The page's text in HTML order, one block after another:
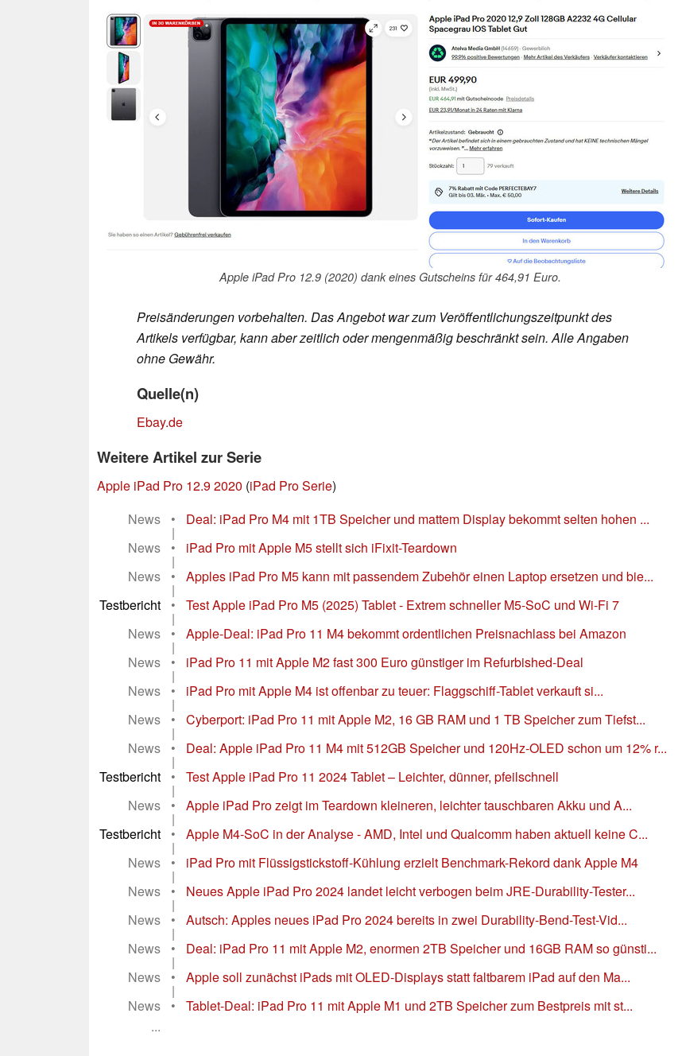
Apple iPad Pro 12.9 (2020) dank eines Gutscheins für 464,91 Euro.
Preisänderungen vorbehalten. Das Angebot war zum Veröffentlichungszeitpunkt des
Artikels verfügbar, kann aber zeitlich oder mengenmäßig beschränkt sein. Alle Angaben
ohne Gewähr.
Quelle(n)
Ebay.de
Weitere Artikel zur Serie
Apple iPad Pro 12.9 2020 (iPad Pro Serie)
News
• Deal: iPad Pro M4 mit 1TB Speicher und mattem Display bekommt selten hohen ...
|
News
• iPad Pro mit Apple M5 stellt sich iFixit-Teardown
|
News
• Apples iPad Pro M5 kann mit passendem Zubehör einen Laptop ersetzen und bie...
|
Testbericht
• Test Apple iPad Pro M5 (2025) Tablet - Extrem schneller M5-SoC und Wi-Fi 7
|
News
• Apple-Deal: iPad Pro 11 M4 bekommt ordentlichen Preisnachlass bei Amazon
|
News
• iPad Pro 11 mit Apple M2 fast 300 Euro günstiger im Refurbished-Deal
|
News
• iPad Pro mit Apple M4 ist offenbar zu teuer: Flaggschiff-Tablet verkauft si...
|
News
• Cyberport: iPad Pro 11 mit Apple M2, 16 GB RAM und 1 TB Speicher zum Tiefst...
|
News
• Deal: Apple iPad Pro 11 M4 mit 512GB Speicher und 120Hz-OLED schon um 12% r...
|
Testbericht
• Test Apple iPad Pro 11 2024 Tablet – Leichter, dünner, pfeilschnell
|
News
• Apple iPad Pro zeigt im Teardown kleineren, leichter tauschbaren Akku und A...
|
Testbericht
• Apple M4-SoC in der Analyse - AMD, Intel und Qualcomm haben aktuell keine C...
|
News
• iPad Pro mit Flüssigstickstoff-Kühlung erzielt Benchmark-Rekord dank Apple M4
|
News
• Neues Apple iPad Pro 2024 landet leicht verbogen beim JRE-Durability-Tester...
|
News
• Autsch: Apples neues iPad Pro 2024 bereits in zwei Durability-Bend-Test-Vid...
|
News
• Deal: iPad Pro 11 mit Apple M2, enormen 2TB Speicher und 16GB RAM so günsti...
|
News
• Apple soll zunächst iPads mit OLED-Displays statt faltbarem iPad auf den Ma...
|
News
•
Tablet-Deal: iPad Pro 11 mit Apple M1 und 2TB Speicher zum Bestpreis mit st...
...